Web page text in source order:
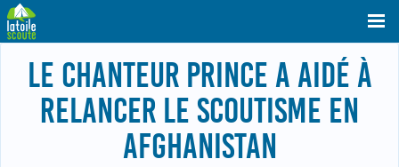
LE CHANTEUR PRINCE A AIDÉ À
RELANCER LE SCOUTISME EN
AFGHANISTAN